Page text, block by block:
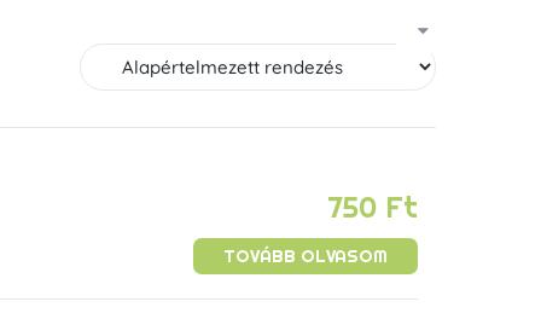
750 Ft
TOVÁBB OLVASOM